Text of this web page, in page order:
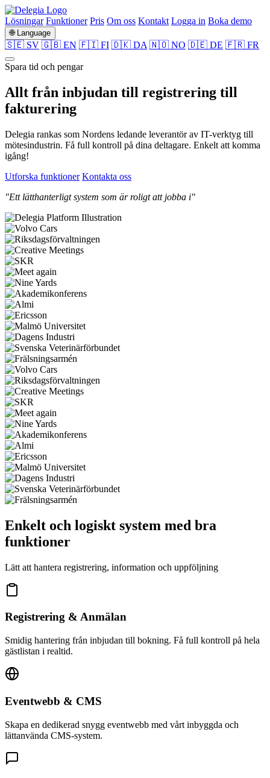
Lösningar Funktioner Pris Om oss Kontakt Logga in Boka demo
🌐 Language
🇸🇪 SV 🇬🇧 EN 🇫🇮 FI 🇩🇰 DA 🇳🇴 NO 🇩🇪 DE 🇫🇷 FR
Spara tid och pengar
Allt från inbjudan till registrering till
fakturering
Delegia rankas som Nordens ledande leverantör av IT-verktyg till
mötesindustrin. Få full kontroll på dina deltagare. Enkelt att komma
igång!
Utforska funktioner Kontakta oss
"Ett lätthanterligt system som är roligt att jobba i"
Enkelt och logiskt system med bra
funktioner
Lätt att hantera registrering, information och uppföljning
Registrering & Anmälan
Smidig hantering från inbjudan till bokning. Få full kontroll på hela
gästlistan i realtid.
Eventwebb & CMS
Skapa en dedikerad snygg eventwebb med vårt inbyggda och
lättanvända CMS-system.